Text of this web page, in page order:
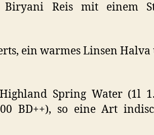
Biryani Reis mit einem
ein warmes Linsen
Spring Water (1l
BD++), so eine Art